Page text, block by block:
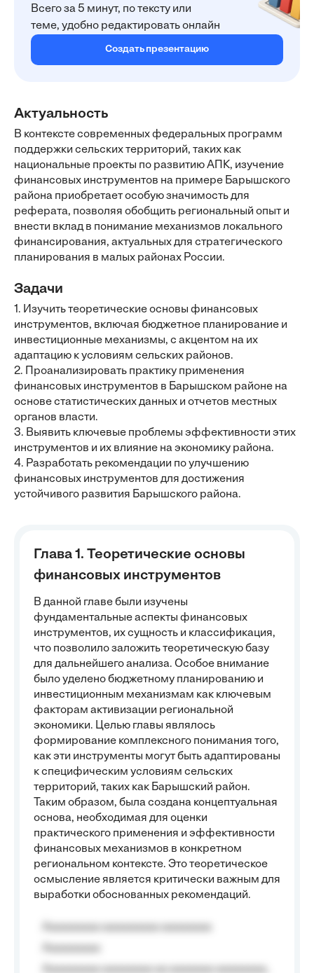
Всего за 5 минут, по тексту или
теме, удобно редактировать онлайн
Создать презентацию
Актуальность
В контексте современных федеральных программ
поддержки сельских территорий, таких как
национальные проекты по развитию АПК, изучение
финансовых инструментов на примере Барышского
района приобретает особую значимость для
реферата, позволяя обобщить региональный опыт и
внести вклад в понимание механизмов локального
финансирования, актуальных для стратегического
планирования в малых районах России.
Задачи
1. Изучить теоретические основы финансовых
инструментов, включая бюджетное планирование и
инвестиционные механизмы, с акцентом на их
адаптацию к условиям сельских районов.
2. Проанализировать практику применения
финансовых инструментов в Барышском районе на
основе статистических данных и отчетов местных
органов власти.
3. Выявить ключевые проблемы эффективности этих
инструментов и их влияние на экономику района.
4. Разработать рекомендации по улучшению
финансовых инструментов для достижения
устойчивого развития Барышского района.
Глава 1. Теоретические основы
финансовых инструментов
В данной главе были изучены
фундаментальные аспекты финансовых
инструментов, их сущность и классификация,
что позволило заложить теоретическую базу
для дальнейшего анализа. Особое внимание
было уделено бюджетному планированию и
инвестиционным механизмам как ключевым
факторам активизации региональной
экономики. Целью главы являлось
формирование комплексного понимания того,
как эти инструменты могут быть адаптированы
к специфическим условиям сельских
территорий, таких как Барышский район.
Таким образом, была создана концептуальная
основа, необходимая для оценки
практического применения и эффективности
финансовых механизмов в конкретном
региональном контексте. Это теоретическое
осмысление является критически важным для
выработки обоснованных рекомендаций.